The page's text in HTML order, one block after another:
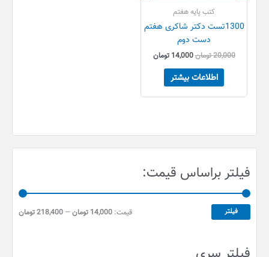
فیلتر براساس قیمت:
اا
فیلتر قیمت: 14,000 تومان — 218,400 تومان
کتب پایه هفتم
1300تست دکتر شاکری هفتم
دست دوم
20,000تومان14,000 تومان
اطلاعات بیشتر